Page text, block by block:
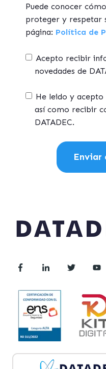
Puede conocer
proteger y respetar
página: Política de
Acepto recibir
novedades de
He leido y acepto
así como recibir
DATADEC.